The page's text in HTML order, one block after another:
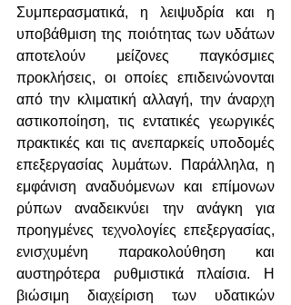
Συμπερασματικά, η λειψυδρία και η
υποβάθμιση της ποιότητας των υδάτων
αποτελούν μείζονες παγκόσμιες
προκλήσεις, οι οποίες επιδεινώνονται
από την κλιματική αλλαγή, την άναρχη
αστικοποίηση, τις εντατικές γεωργικές
πρακτικές και τις ανεπαρκείς υποδομές
επεξεργασίας λυμάτων. Παράλληλα, η
εμφάνιση αναδυόμενων και επίμονων
ρύπων αναδεικνύει την ανάγκη για
προηγμένες τεχνολογίες επεξεργασίας,
ενισχυμένη παρακολούθηση και
αυστηρότερα ρυθμιστικά πλαίσια. Η
βιώσιμη διαχείριση των υδατικών